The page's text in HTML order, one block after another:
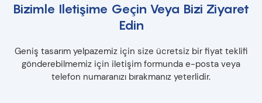
Bizimle Iletişime Geçin Veya Bizi Ziyaret
Edin
Geniş tasarım yelpazemiz için size ücretsiz bir fiyat teklifi
gönderebilmemiz için iletişim formunda e-posta veya
telefon numaranızı bırakmanız yeterlidir.